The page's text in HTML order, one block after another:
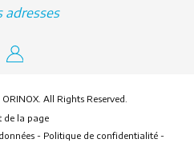
adresses
All Rights Reserved.
de la page
- Politique de confidentialité -